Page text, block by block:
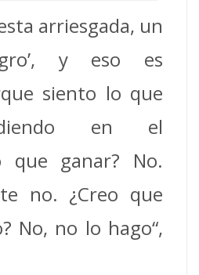
arriesgada, un
y eso es
siento lo que
en el
que ganar? No.
no. ¿Creo que
No, no lo hago“,